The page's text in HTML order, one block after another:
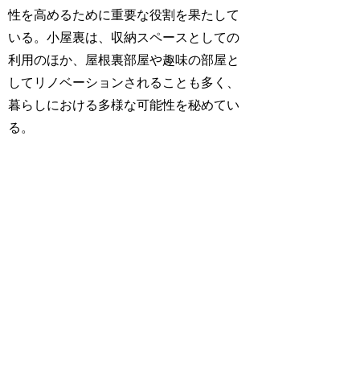
性を高めるために重要な役割を果たして
いる。小屋裏は、収納スペースとしての
利用のほか、屋根裏部屋や趣味の部屋と
してリノベーションされることも多く、
暮らしにおける多様な可能性を秘めてい
る。